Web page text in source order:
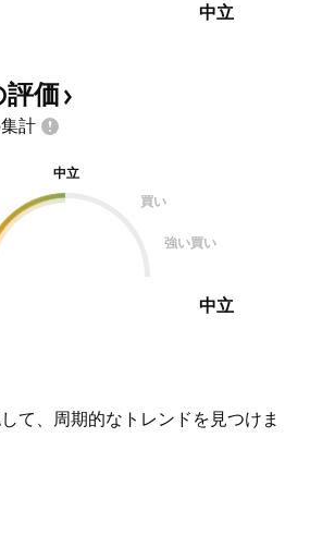
中立
価
計
中立
買い
強い買い
中立
て、周期的なトレンドを見つけま